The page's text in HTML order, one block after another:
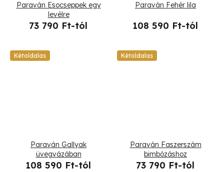
Paraván Esocseppek egy
levélre
73 790 Ft-tól
Paraván Fehér lila
108 590 Ft-tól
Kétoldalas
Paraván Gallyak
üvegvázában
108 590 Ft-tól
Kétoldalas
Paraván Faszerszám
bimbózáshoz
73 790 Ft-tól